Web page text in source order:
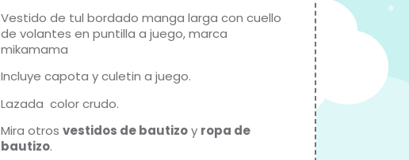
Vestido de tul bordado manga larga con cuello
de volantes en puntilla a juego, marca
mikamama
Incluye capota y culetin a juego.
Lazada color crudo.
Mira otros vestidos de bautizoy ropa de
bautizo.